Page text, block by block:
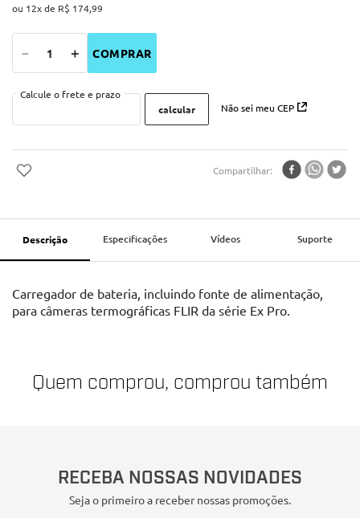
ou 12x de R$ 174,99
＋
－ COMPRAR
Não sei meu CEP
Compartilhar
Descrição Especificações Vídeos Suporte
Carregador de bateria, incluindo fonte de alimentação,
para câmeras termográficas FLIR da série Ex Pro.
Quem comprou, comprou também
RECEBA NOSSAS NOVIDADES
Seja o primeiro a receber nossas promoções.